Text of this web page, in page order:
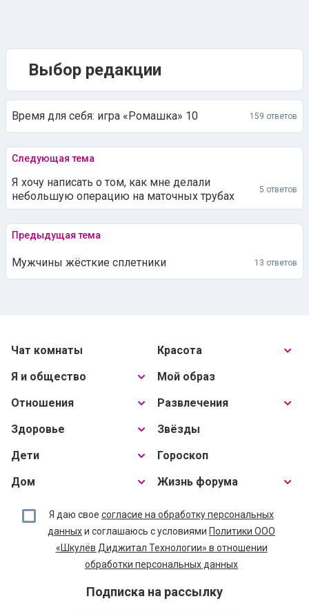
Выбор редакции
Время для себя: игра «Ромашка» 10 159 ответов
Следующая тема
Я хочу написать о том, как мне делали
небольшую операцию на маточных трубах
5 ответов
Предыдущая тема
Мужчины жёсткие сплетники 13 ответов
Чат комнаты
Я и общество
Отношения
Здоровье
Дети
Дом
Красота
Мой образ
Развлечения
Звёзды
Гороскоп
Жизнь форума
Я даю свое согласие на обработку персональных
данныхи соглашаюсь с условиями Политики ООО
«Шкулёв Диджитал Технологии» в отношении
обработки персональных данных
Подписка на рассылку